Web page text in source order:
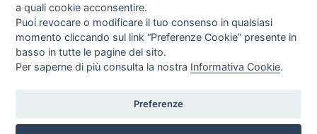
Direttrice Responsabile: Alessandra Costante | Registrazione al Tribunale Civile
a quali cookie acconsentire.
Puoi revocare o modificare il tuo consenso in qualsiasi
momento cliccando sul link “Preferenze Cookie” presente in
basso in tutte le pagine del sito.
Per saperne di più consulta la nostra Informativa Cookie.
Preferenze